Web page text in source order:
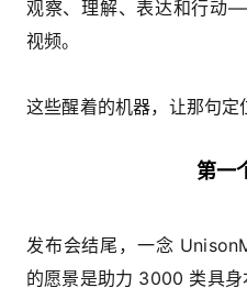
观察、理解、表达和行动
视频。
这些醒着的机器，让那句定
第一
发布会结尾，一念
的愿景是助力 3000 类具身